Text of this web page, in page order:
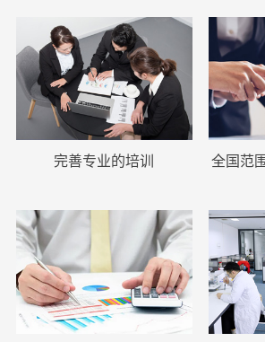
完善专业的培训
全国范